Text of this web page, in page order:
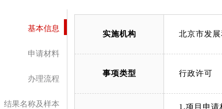
基本信息
申请材料
办理流程
结果名称及样本
实施机构 北京市发
事项类型 行政许可
1.项目申